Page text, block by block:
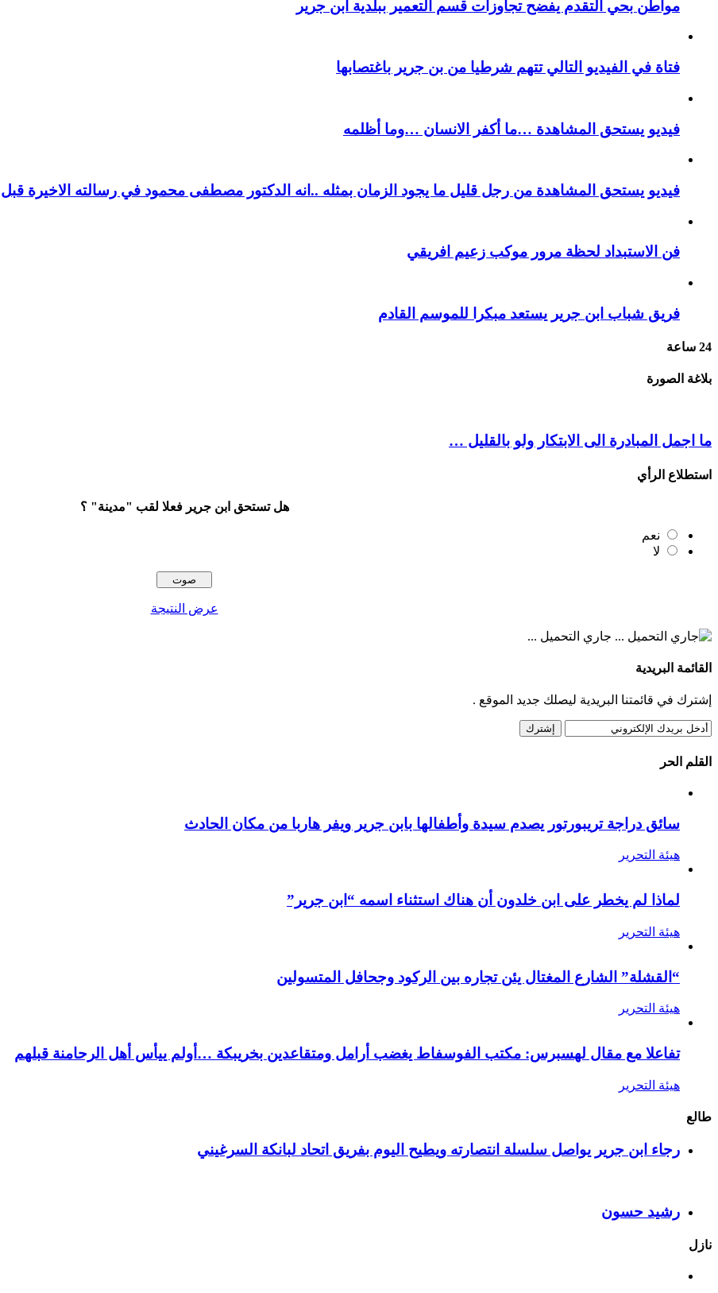
مواطن بحي التقدم يفضح تجاوزات قسم التعمير ببلدية ابن جرير
فتاة في الفيديو التالي تتهم شرطيا من بن جرير باغتصابها
فيديو يستحق المشاهدة …ما أكفر الانسان …وما أظلمه
فيديو يستحق المشاهدة من رجل قليل ما يجود الزمان بمثله ..انه الدكتور مصطفى محمود في رسالته الاخيرة
فن الاستبداد لحظة مرور موكب زعيم افريقي
فريق شباب ابن جرير يستعد مبكرا للموسم القادم
24 ساعة
بلاغة الصورة
ما اجمل المبادرة الى الابتكار ولو بالقليل …
استطلاع الرأي
هل تستحق ابن جرير فعلا لقب "مدينة" ؟
نعم
لا
عرض النتيجة
جاري التحميل ...
القائمة البريدية
إشترك في قائمتنا البريدية ليصلك جديد الموقع .
القلم الحر
سائق دراجة تريبورتور يصدم سيدة وأطفالها بابن جرير ويفر هاربا من مكان الحادث
هيئة التحرير
لماذا لم يخطر على ابن خلدون أن هناك استثناء اسمه “ابن جرير”
هيئة التحرير
“القشلة” الشارع المغتال يئن تجاره بين الركود وجحافل المتسولين
هيئة التحرير
تفاعلا مع مقال لهسبرس: مكتب الفوسفاط يغضب أرامل ومتقاعدين بخريبكة …أولم ييأس أهل الرحامنة قبلهم
هيئة التحرير
طالع
رجاء ابن جرير يواصل سلسلة انتصارته ويطيح اليوم بفريق اتحاد لبانكة السرغيني
رشيد حسون
نازل